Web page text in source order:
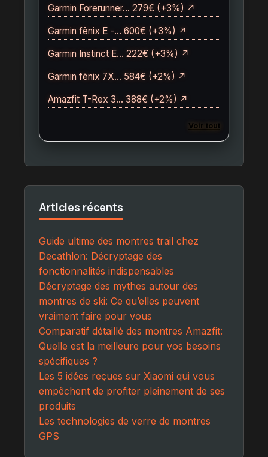
Garmin Forerunner… 279€ (+3%) ↗
Garmin fēnix E -… 600€ (+3%) ↗
Garmin Instinct E… 222€ (+3%) ↗
Garmin fēnix 7X… 584€ (+2%) ↗
Amazfit T-Rex 3… 388€ (+2%) ↗
Voir tout
Articles récents
Guide ultime des montres trail chez
Decathlon: Décryptage des
fonctionnalités indispensables
Décryptage des mythes autour des
montres de ski: Ce qu’elles peuvent
vraiment faire pour vous
Comparatif détaillé des montres Amazfit:
Quelle est la meilleure pour vos besoins
spécifiques ?
Les 5 idées reçues sur Xiaomi qui vous
empêchent de profiter pleinement de ses
produits
Les technologies de verre de montres
GPS